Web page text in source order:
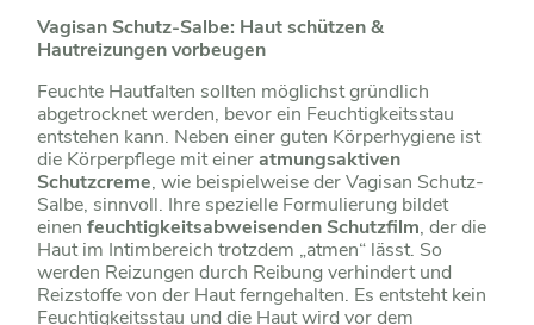
Vagisan Schutz-Salbe: Haut schützen &
Hautreizungen vorbeugen
Feuchte Hautfalten sollten möglichst gründlich
abgetrocknet werden, bevor ein Feuchtigkeitsstau
entstehen kann. Neben einer guten Körperhygiene ist
die Körperpflege mit eineratmungsaktiven
Schutzcreme, wie beispielweise der Vagisan Schutz-
Salbe, sinnvoll. Ihre spezielle Formulierung bildet
einenfeuchtigkeitsabweisenden Schutzfilm, der die
Haut im Intimbereich trotzdem „atmen“ lässt. So
werden Reizungen durch Reibung verhindert und
Reizstoffe von der Haut ferngehalten. Es entsteht kein
Feuchtigkeitsstau und die Haut wird vor dem